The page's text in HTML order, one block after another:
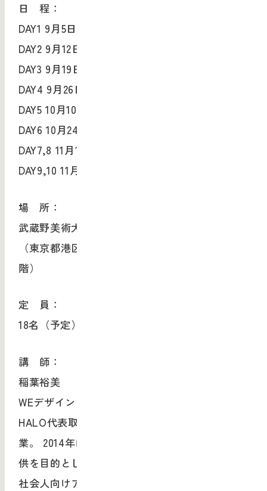
日 程：
DAY1 9月5日（水）
DAY2 9月12日（水）
DAY3 9月19日（水）
DAY4 9月26日（水）
DAY5 10月10日（水）
DAY6 10月24日（水）
DAY7,8 11月10日（土）
DAY9,10 11月17日（土）
場 所：
武蔵野美術大学 デザイン・ラウンジ
（東京都港区赤坂 9-7-1 ミッドタウン・タワー5
階）
定 員：
18名（予定）
講 師：
稲葉裕美
WEデザインスクール主宰。株式会社OFFICE
HALO代表取締役。 武蔵野美術大学造形学部卒
業。 2014年にアート・デザイン教育の開発・提
供を目的としたOFFICE HALOを設立し、同年、
社会人向けアートスクール「CORNER」を、